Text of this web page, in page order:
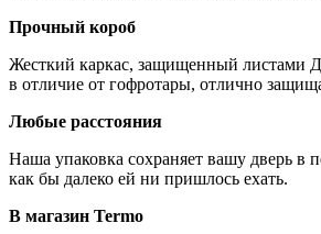
Прочный короб
Жесткий каркас, защищенный листами
в отличие от гофротары, отлично
Любые расстояния
Наша упаковка сохраняет вашу дверь в
как бы далеко ей ни пришлось ехать.
В магазин Termo